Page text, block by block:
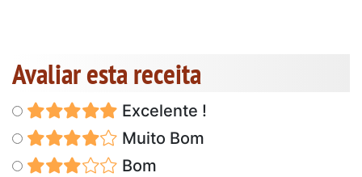
Avaliar esta receita
Excelente !
Muito Bom
Bom